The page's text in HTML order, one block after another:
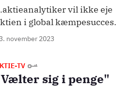
vil ikke eje
i global kæmpesucces.
november 2023
TV
sig i penge"